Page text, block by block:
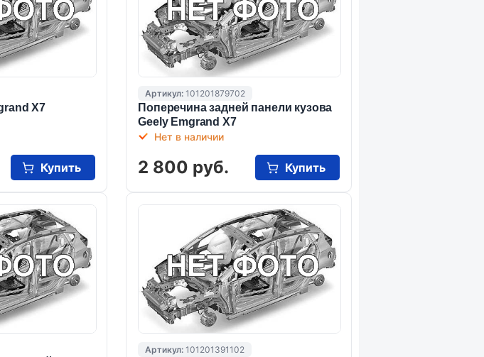
X7
Купить
Артикул:101201879702
Поперечина задней панели кузова
Geely Emgrand X7
Нет в наличии
2 800 руб. Купить
Артикул:101201391102